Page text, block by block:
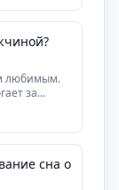
любимым.
за...
сна о